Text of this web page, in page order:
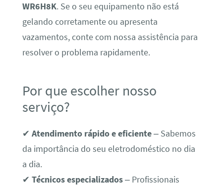
WR6H8K. Se o seu equipamento não está
gelando corretamente ou apresenta
vazamentos, conte com nossa assistência para
resolver o problema rapidamente.
Por que escolher nosso
serviço?
✔ Atendimento rápido e eficiente– Sabemos
da importância do seu eletrodoméstico no dia
a dia.
✔ Técnicos especializados– Profissionais